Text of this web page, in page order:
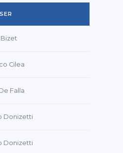
Cilea
Falla
Donizetti
Donizetti